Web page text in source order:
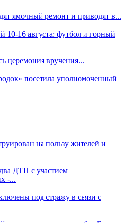
ямочный ремонт и приводят в...
10-16 августа: футбол и горный
церемония вручения...
посетила уполномоченный
на пользу жителей и
ДТП с участием
-...
под стражу в связи с